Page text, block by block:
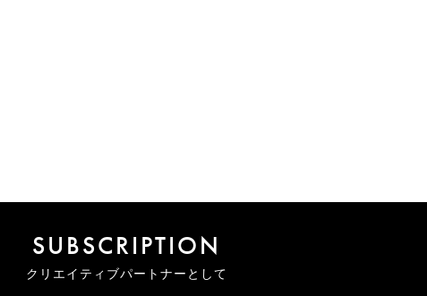
SUBSCRIPTION
クリエイティブパートナーとして